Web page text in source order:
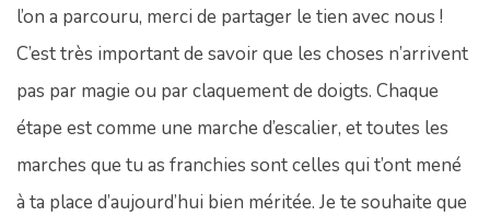
l’on a parcouru, merci de partager le tien avec nous !
C’est très important de savoir que les choses n’arrivent
pas par magie ou par claquement de doigts. Chaque
étape est comme une marche d’escalier, et toutes les
marches que tu as franchies sont celles qui t’ont mené
à ta place d’aujourd’hui bien méritée. Je te souhaite que